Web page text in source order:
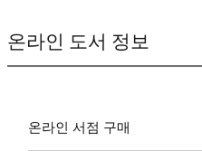
온라인 도서 정보
온라인 서점 구매